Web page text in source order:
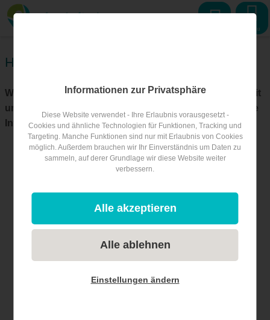
Menu
Hilfe
Wir freuen uns, dass du deine Physiotherapie-Praxis mit
unserer Community teilen möchtest! Hier findest du alle
Informationen, um dein Profil optimal zu nutzen:
FAQ für
und
Informationen zur Privatsphäre
Diese Website verwendet - Ihre Erlaubnis vorausgesetzt -
Cookies und ähnliche Technologien für Funktionen, Tracking und
Targeting. Manche Funktionen sind nur mit Erlaubnis von Cookies
möglich. Außerdem brauchen wir Ihr Einverständnis um Daten zu
sammeln, auf derer Grundlage wir diese Website weiter
verbessern.
Alle akzeptieren
Alle ablehnen
Einstellungen ändern